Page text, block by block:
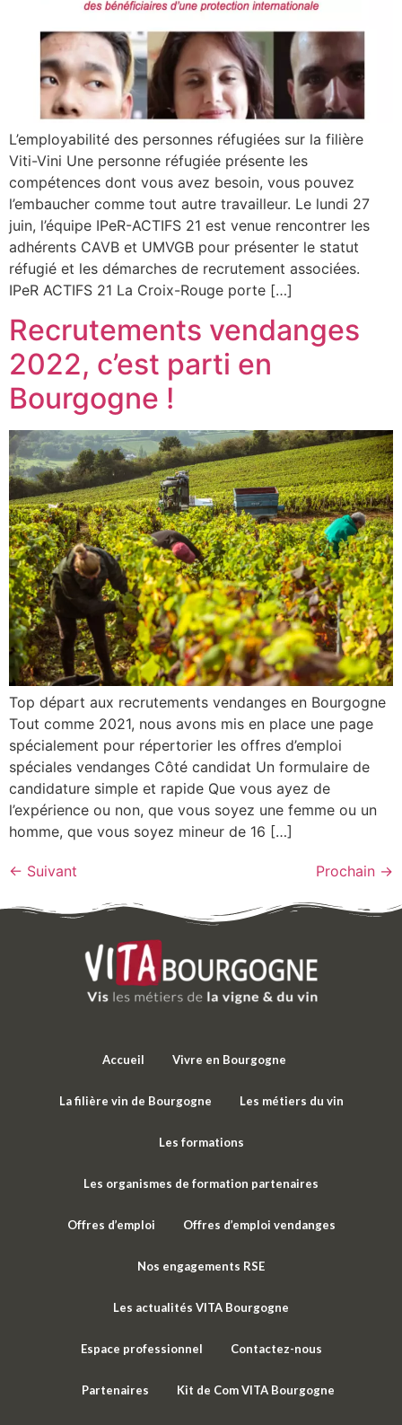
L’employabilité des personnes réfugiées sur la filière
Viti-Vini Une personne réfugiée présente les
compétences dont vous avez besoin, vous pouvez
l’embaucher comme tout autre travailleur. Le lundi 27
juin, l’équipe IPeR-ACTIFS 21 est venue rencontrer les
adhérents CAVB et UMVGB pour présenter le statut
réfugié et les démarches de recrutement associées.
IPeR ACTIFS 21 La Croix-Rouge porte […]
Recrutements vendanges
2022, c’est parti en
Bourgogne !
Top départ aux recrutements vendanges en Bourgogne
Tout comme 2021, nous avons mis en place une page
spécialement pour répertorier les offres d’emploi
spéciales vendanges Côté candidat Un formulaire de
candidature simple et rapide Que vous ayez de
l’expérience ou non, que vous soyez une femme ou un
homme, que vous soyez mineur de 16 […]
← Suivant Prochain →
Accueil Vivre en Bourgogne
La filière vin de Bourgogne Les métiers du vin
Les formations
Les organismes de formation partenaires
Offres d’emploi Offres d’emploi vendanges
Nos engagements RSE
Les actualités VITA Bourgogne
Espace professionnel Contactez-nous
Partenaires Kit de Com VITA Bourgogne